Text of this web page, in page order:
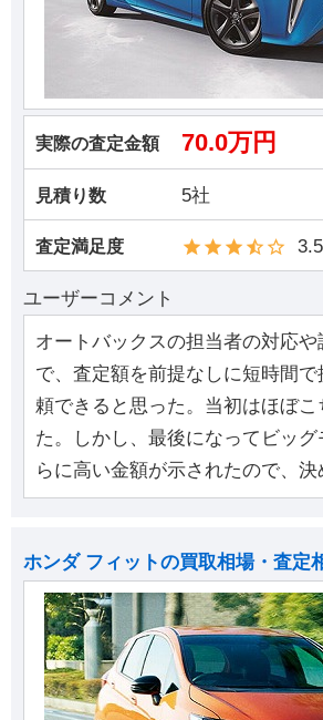
実際の査定金額 70.0万円
見積り数 5社
査定満足度 3.5
ユーザーコメント
オートバックスの担当者の対応や
で、査定額を前提なしに短時間
頼できると思った。当初はほぼ
た。しかし、最後になってビッグ
らに高い金額が示されたので、決
ホンダ フィットの買取相場・査定